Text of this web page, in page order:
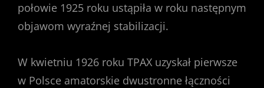
połowie 1925 roku ustąpiła w roku następnym
objawom wyraźnej stabilizacji.
W kwietniu 1926 roku TPAX uzyskał pierwsze
w Polsce amatorskie dwustronne łączności